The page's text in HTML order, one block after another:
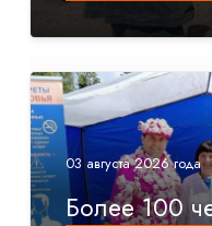
03 августа 2026 года
Более 100